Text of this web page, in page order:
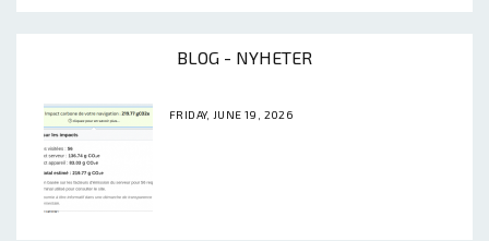
BLOG - NYHETER
FRIDAY, JUNE 19, 2026